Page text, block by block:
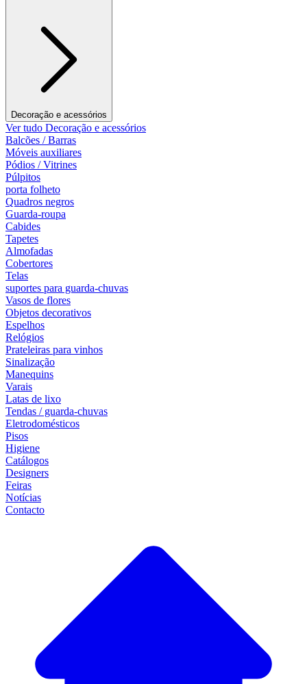
Decoração e acessórios
Ver tudo Decoração e acessórios
Balcões / Barras
Móveis auxiliares
Pódios / Vitrines
Púlpitos
porta folheto
Quadros negros
Guarda-roupa
Cabides
Tapetes
Almofadas
Cobertores
Telas
suportes para guarda-chuvas
Vasos de flores
Objetos decorativos
Espelhos
Relógios
Prateleiras para vinhos
Sinalização
Manequins
Varais
Latas de lixo
Tendas / guarda-chuvas
Eletrodomésticos
Pisos
Higiene
Catálogos
Designers
Feiras
Notícias
Contacto